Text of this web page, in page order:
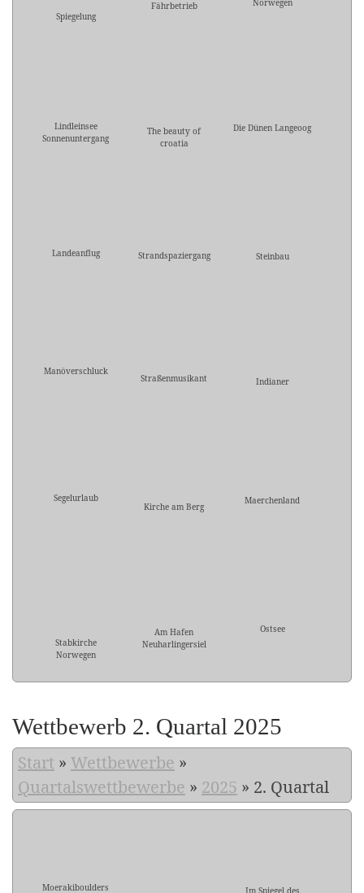
Spiegelung
Fährbetrieb Norwegen
Lindleinsee
Sonnenuntergang
The beauty of
croatia
Die Dünen Langeoog
Landeanflug Strandspaziergang Steinbau
Manöverschluck
Straßenmusikant Indianer
Segelurlaub
Kirche am Berg
Maerchenland
Stabkirche
Norwegen
Am Hafen
Neuharlingersiel
Ostsee
Wettbewerb 2. Quartal 2025
Start » Wettbewerbe »
Quartalswettbewerbe » 2025 » 2. Quartal
Moerakiboulders Im Spiegel des